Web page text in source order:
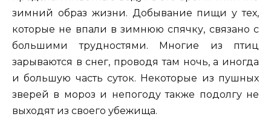
зимний образ жизни. Добывание пищи у тех,
которые не впали в зимнюю спячку, связано с
большими трудностями. Многие из птиц
зарываются в снег, проводя там ночь, а иногда
и большую часть суток. Некоторые из пушных
зверей в мороз и непогоду также подолгу не
выходят из своего убежища.